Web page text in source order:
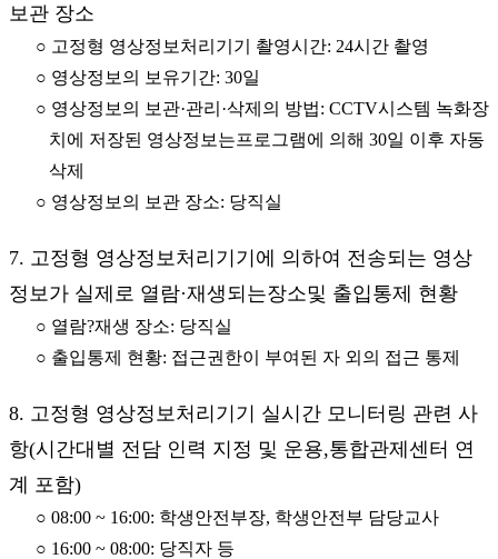
보관 장소
○ 고정형 영상정보처리기기 촬영시간: 24시간 촬영
○ 영상정보의 보유기간: 30일
○ 영상정보의 보관·관리·삭제의 방법: CCTV시스템 녹화장
치에 저장된 영상정보는프로그램에 의해 30일 이후 자동
삭제
○ 영상정보의 보관 장소: 당직실
7. 고정형 영상정보처리기기에 의하여 전송되는 영상
정보가 실제로 열람·재생되는장소및 출입통제 현황
○ 열람?재생 장소: 당직실
○ 출입통제 현황: 접근권한이 부여된 자 외의 접근 통제
8. 고정형 영상정보처리기기 실시간 모니터링 관련 사
항(시간대별 전담 인력 지정 및 운용,통합관제센터 연
계 포함)
○ 08:00 ~ 16:00: 학생안전부장, 학생안전부 담당교사
○ 16:00 ~ 08:00: 당직자 등